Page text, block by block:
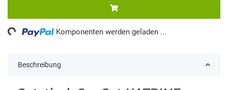
Komponenten werden geladen ...
Beschreibung